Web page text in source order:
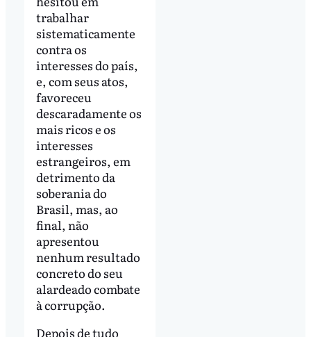
trabalhar
sistematicamente
contra os
interesses do país,
e, com seus atos,
favoreceu
descaradamente os
mais ricos e os
interesses
estrangeiros, em
detrimento da
soberania do
Brasil, mas, ao
final, não
apresentou
nenhum resultado
concreto do seu
alardeado combate
à corrupção.
Depois de tudo